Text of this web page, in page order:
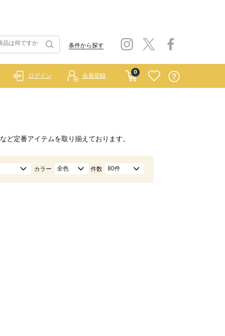
条件から探す
0
ログイン 会員登録
など定番アイテムを取り揃えております。
カラー 全色 件数 80件